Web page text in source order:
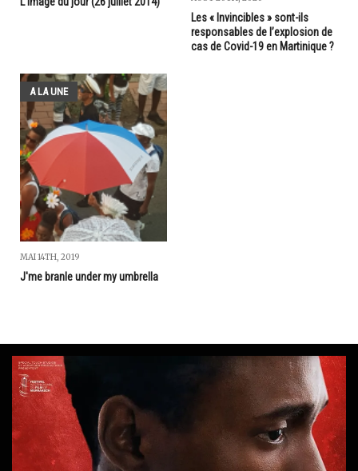
Les « Invincibles » sont-ils
responsables de l’explosion de
cas de Covid-19 en Martinique ?
A LA UNE
MAI 14TH, 2019
J'me branle under my umbrella